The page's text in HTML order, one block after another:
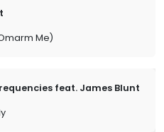
Me)
feat. James Blunt